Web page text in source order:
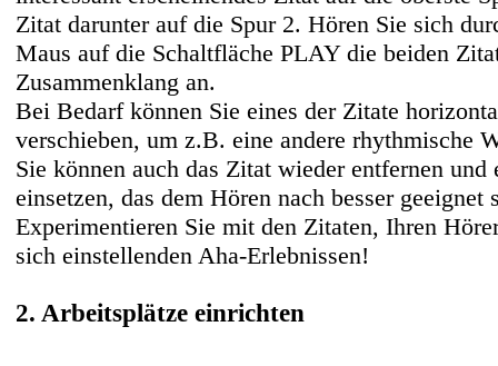
Zitat darunter auf die Spur 2. Hören Sie sich
Maus auf die Schaltfläche PLAY die beiden
Zusammenklang an.
Bei Bedarf können Sie eines der Zitate
verschieben, um z.B. eine andere rhythmische
Sie können auch das Zitat wieder entfernen und
einsetzen, das dem Hören nach besser geeignet
Experimentieren Sie mit den Zitaten, Ihren
sich einstellenden Aha-Erlebnissen!
2. Arbeitsplätze einrichten